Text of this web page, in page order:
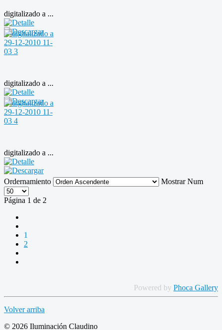
digitalizado a ...
digitalizado a ...
digitalizado a ...
Ordernamiento Mostrar Num
Página 1 de 2
1
2
Powered by Phoca Gallery
Volver arriba
© 2026 Iluminación Claudino